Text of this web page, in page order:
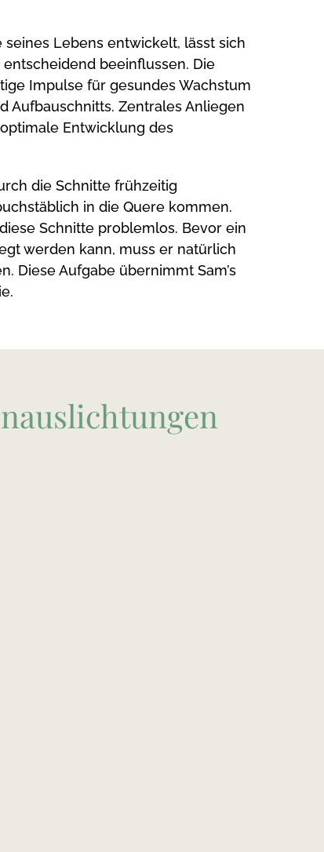
Lebens entwickelt, lässt sich
beeinflussen. Die
Impulse für gesundes Wachstum
Aufbauschnitts. Zentrales Anliegen
Entwicklung des
die Schnitte frühzeitig
in die Quere kommen.
Schnitte problemlos. Bevor ein
werden kann, muss er natürlich
Diese Aufgabe übernimmt Sam’s